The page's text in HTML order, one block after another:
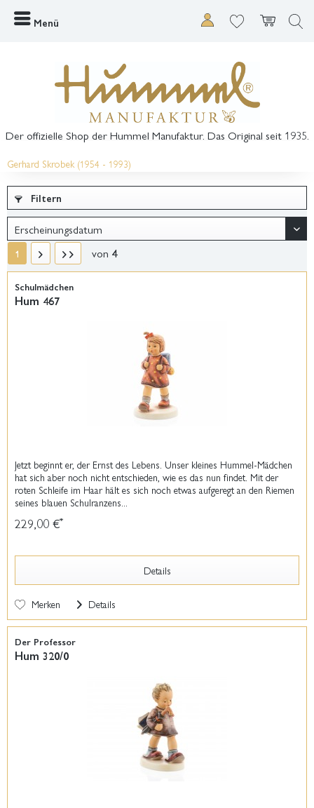
Menü
Der offizielle Shop der Hummel Manufaktur. Das Original seit 1935.
Gerhard Skrobek (1954 - 1993)
Filtern
1 von 4
Schulmädchen
Hum 467
Jetzt beginnt er, der Ernst des Lebens. Unser kleines Hummel-Mädchen
hat sich aber noch nicht entschieden, wie es das nun findet. Mit der
roten Schleife im Haar hält es sich noch etwas aufgeregt an den Riemen
seines blauen Schulranzens...
229,00 €*
Details
Merken Details
Der Professor
Hum 320/0